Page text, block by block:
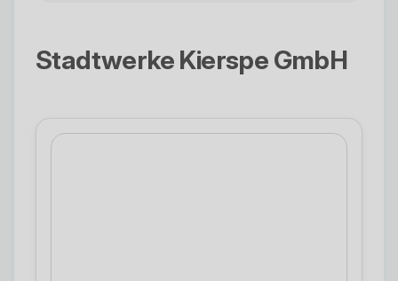
Stadtwerke Kierspe GmbH